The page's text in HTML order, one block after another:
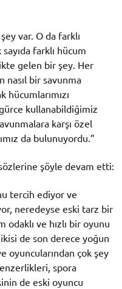
var. O da farklı
farklı hücum
gelen bir şey. Her
nasıl bir savunma
hücumlarımızı
kullanabildiğimiz
karşı özel
da bulunuyordu.”
şöyle devam etti:
tercih ediyor ve
neredeyse eski tarz bir
odaklı ve hızlı bir oyunu
de son derece yoğun
oyuncularından çok şey
spora
de eski oyuncu